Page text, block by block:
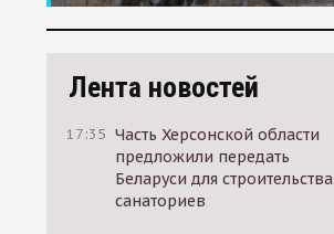
Лента новостей
17:35 Часть Херсонской области
предложили передать
Беларуси для строительства
санаториев